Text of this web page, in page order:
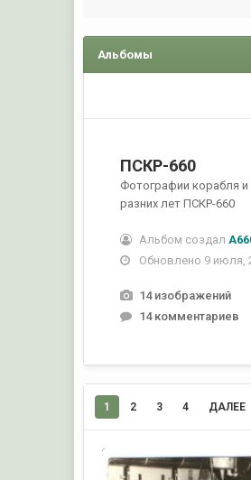
Альбомы
ПСКР-660
Фотографии корабля и
разних лет ПСКР-660
Альбом создал
Обновлено 9 июля,
14 изображений
14 комментариев
1 2 3 4 ДАЛЕЕ